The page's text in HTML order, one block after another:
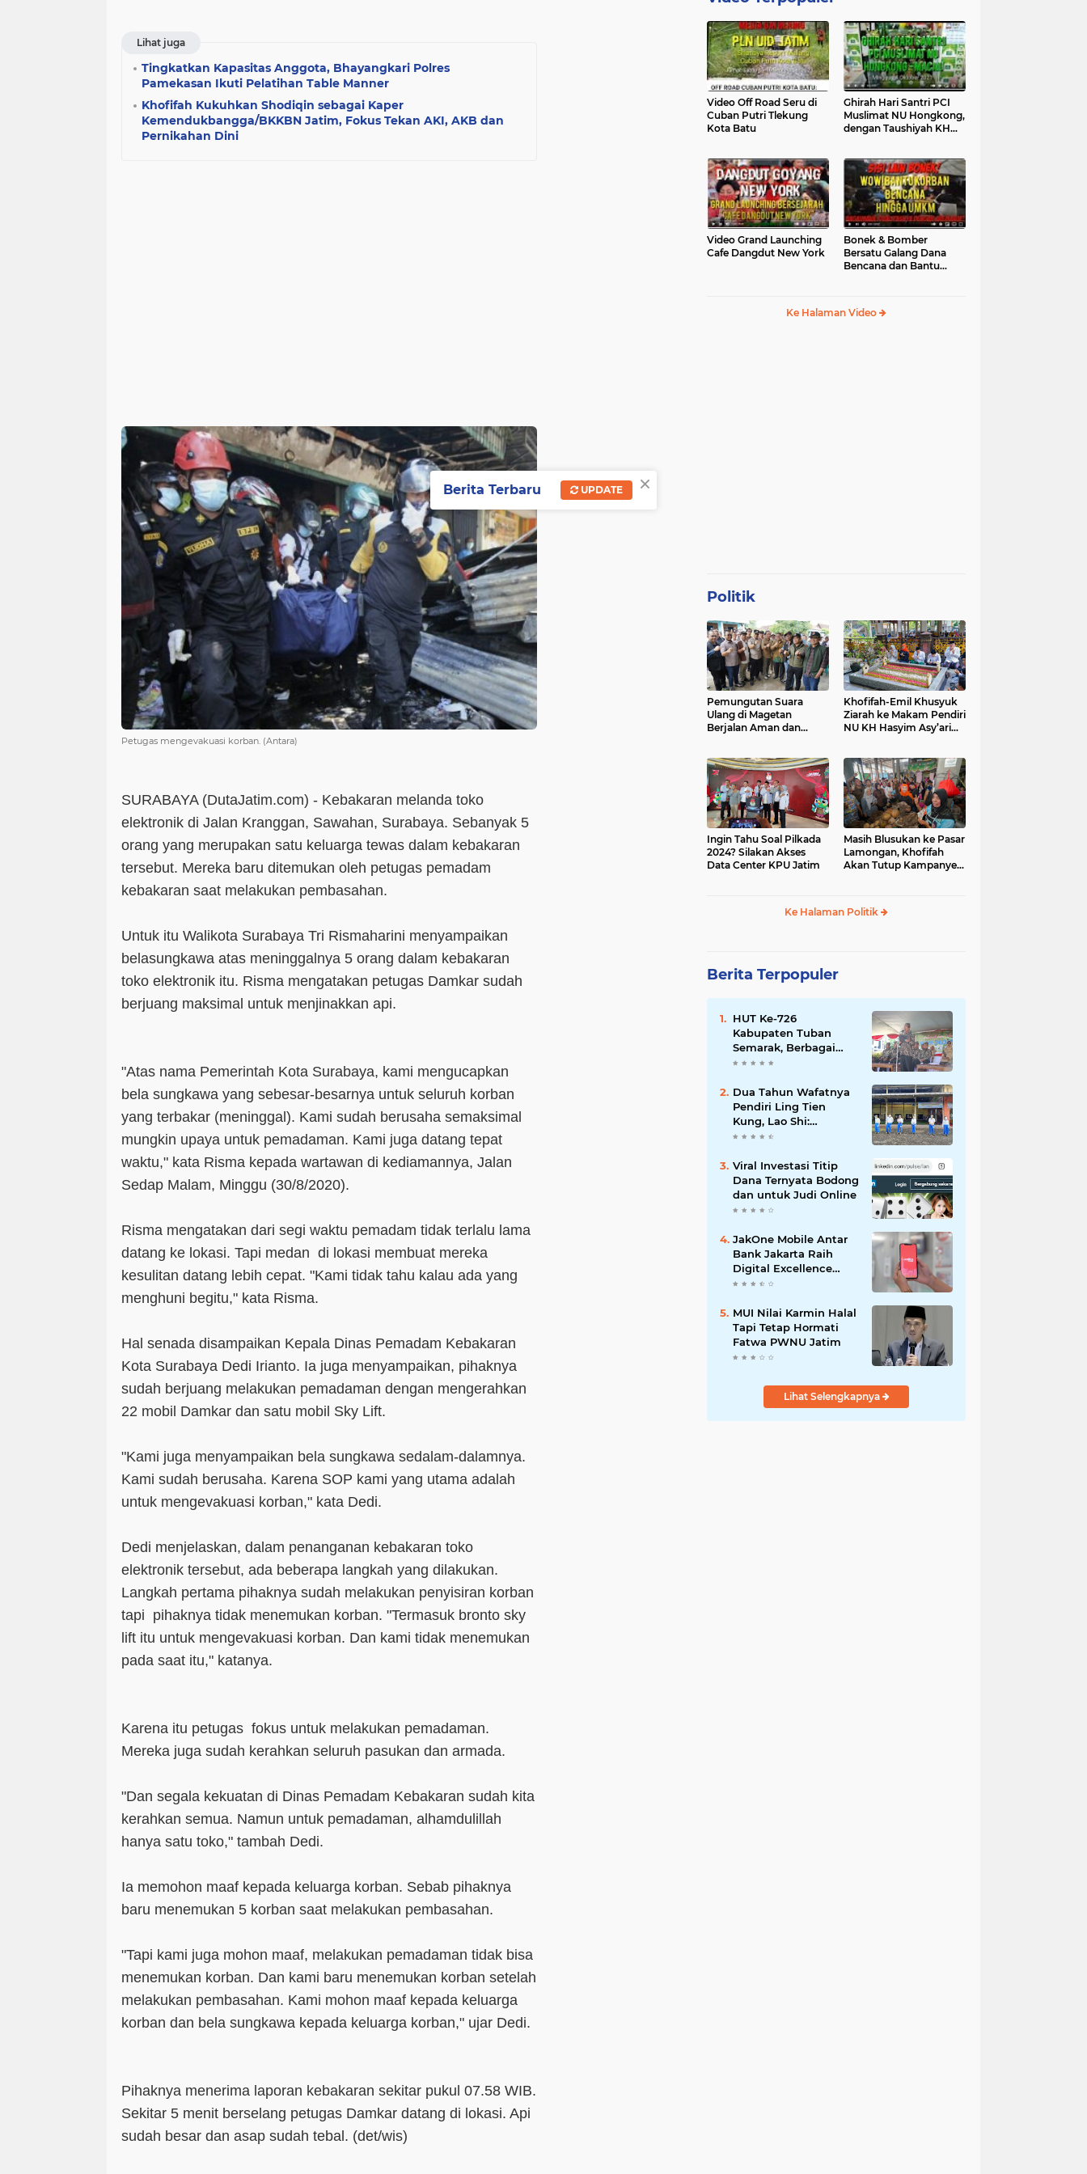
Lihat juga
Tingkatkan Kapasitas Anggota, Bhayangkari Polres
Pamekasan Ikuti Pelatihan Table Manner
Khofifah Kukuhkan Shodiqin sebagai Kaper
Kemendukbangga/BKKBN Jatim, Fokus Tekan AKI, AKB dan
Pernikahan Dini
Petugas mengevakuasi korban. (Antara)
SURABAYA (DutaJatim.com) - Kebakaran melanda toko
elektronik di Jalan Kranggan, Sawahan, Surabaya. Sebanyak 5
orang yang merupakan satu keluarga tewas dalam kebakaran
tersebut. Mereka baru ditemukan oleh petugas pemadam
kebakaran saat melakukan pembasahan.
Untuk itu Walikota Surabaya Tri Rismaharini menyampaikan
belasungkawa atas meninggalnya 5 orang dalam kebakaran
toko elektronik itu. Risma mengatakan petugas Damkar sudah
berjuang maksimal untuk menjinakkan api.
"Atas nama Pemerintah Kota Surabaya, kami mengucapkan
bela sungkawa yang sebesar-besarnya untuk seluruh korban
yang terbakar (meninggal). Kami sudah berusaha semaksimal
mungkin upaya untuk pemadaman. Kami juga datang tepat
waktu," kata Risma kepada wartawan di kediamannya, Jalan
Sedap Malam, Minggu (30/8/2020).
Risma mengatakan dari segi waktu pemadam tidak terlalu lama
datang ke lokasi. Tapi medan di lokasi membuat mereka
kesulitan datang lebih cepat. "Kami tidak tahu kalau ada yang
menghuni begitu," kata Risma.
Hal senada disampaikan Kepala Dinas Pemadam Kebakaran
Kota Surabaya Dedi Irianto. Ia juga menyampaikan, pihaknya
sudah berjuang melakukan pemadaman dengan mengerahkan
22 mobil Damkar dan satu mobil Sky Lift.
"Kami juga menyampaikan bela sungkawa sedalam-dalamnya.
Kami sudah berusaha. Karena SOP kami yang utama adalah
untuk mengevakuasi korban," kata Dedi.
Dedi menjelaskan, dalam penanganan kebakaran toko
elektronik tersebut, ada beberapa langkah yang dilakukan.
Langkah pertama pihaknya sudah melakukan penyisiran korban
tapi pihaknya tidak menemukan korban. "Termasuk bronto sky
lift itu untuk mengevakuasi korban. Dan kami tidak menemukan
pada saat itu," katanya.
Karena itu petugas fokus untuk melakukan pemadaman.
Mereka juga sudah kerahkan seluruh pasukan dan armada.
"Dan segala kekuatan di Dinas Pemadam Kebakaran sudah kita
kerahkan semua. Namun untuk pemadaman, alhamdulillah
hanya satu toko," tambah Dedi.
Ia memohon maaf kepada keluarga korban. Sebab pihaknya
baru menemukan 5 korban saat melakukan pembasahan.
"Tapi kami juga mohon maaf, melakukan pemadaman tidak bisa
menemukan korban. Dan kami baru menemukan korban setelah
melakukan pembasahan. Kami mohon maaf kepada keluarga
korban dan bela sungkawa kepada keluarga korban," ujar Dedi.
Pihaknya menerima laporan kebakaran sekitar pukul 07.58 WIB.
Sekitar 5 menit berselang petugas Damkar datang di lokasi. Api
sudah besar dan asap sudah tebal. (det/wis)
Video Off Road Seru di
Cuban Putri Tlekung
Kota Batu
Ghirah Hari Santri PCI
Muslimat NU Hongkong,
dengan Taushiyah KH
Video Grand Launching
Cafe Dangdut New York
Bonek & Bomber
Bersatu Galang Dana
Bencana dan Bantu
Ke Halaman Video
Politik
Pemungutan Suara
Ulang di Magetan
Berjalan Aman dan
Khofifah-Emil Khusyuk
Ziarah ke Makam Pendiri
NU KH Hasyim Asy’ari
Ingin Tahu Soal Pilkada
2024? Silakan Akses
Data Center KPU Jatim
Masih Blusukan ke Pasar
Lamongan, Khofifah
Akan Tutup Kampanye
Ke Halaman Politik
Berita Terpopuler
HUT Ke-726
Kabupaten Tuban
Semarak, Berbagai
Prestasinya Pun
Dua Tahun Wafatnya
Pendiri Ling Tien
Kung, Lao Shi:
Amanah Harus Kita
Viral Investasi Titip
Dana Ternyata Bodong
dan untuk Judi Online
JakOne Mobile Antar
Bank Jakarta Raih
Digital Excellence
Awards 2026
MUI Nilai Karmin Halal
Tapi Tetap Hormati
Fatwa PWNU Jatim
Lihat Selengkapnya
×
Berita Terbaru UPDATE